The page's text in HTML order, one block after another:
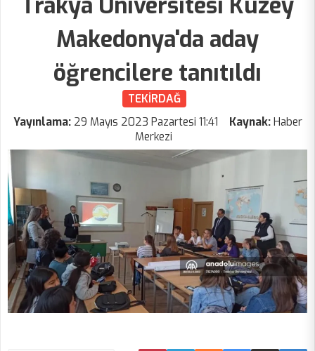
Makedonya'da aday
öğrencilere tanıtıldı
TEKİRDAĞ
Yayınlama: 29 Mayıs 2023 Pazartesi 11:41 Kaynak: Haber
Merkezi